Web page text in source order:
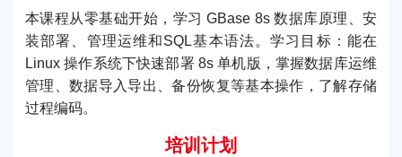
本课程从零基础开始，学习 GBase 8s 数据库原理、安
装部署、管理运维和SQL基本语法。学习目标：能在
Linux 操作系统下快速部署 8s 单机版，掌握数据库运维
管理、数据导入导出、备份恢复等基本操作，了解存储
过程编码。
培训计划